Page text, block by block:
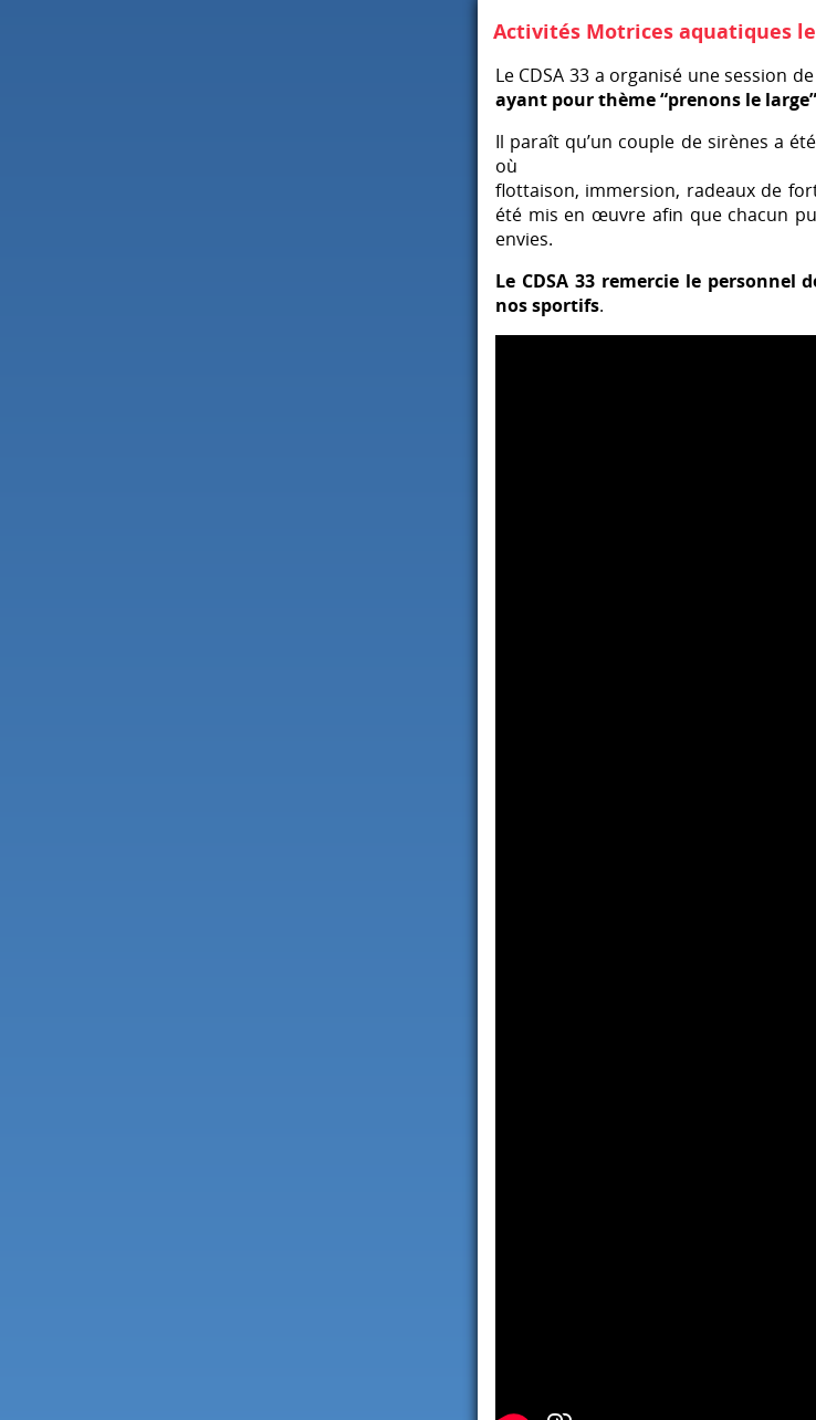
Activités Motrices aquatiques
Le CDSA 33 a organisé une session de
ayant pour thème “prenons le
Il paraît qu’un couple de sirènes a
où
flottaison, immersion, radeaux de
été mis en œuvre afin que chacun
envies.
Le CDSA33 remercie le personnel
nos sportifs.